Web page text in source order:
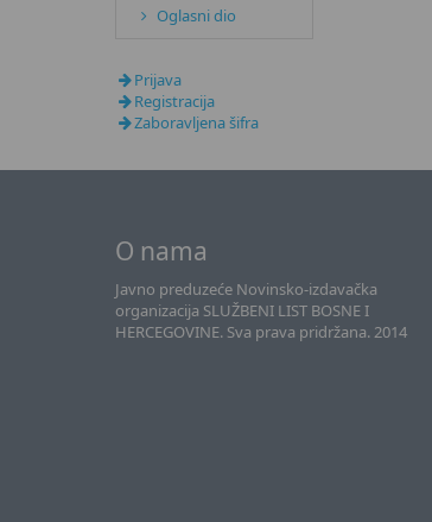
Oglasni dio
Prijava
Registracija
Zaboravljena šifra
O nama
Javno preduzeće Novinsko-izdavačka
organizacija SLUŽBENI LIST BOSNE I
HERCEGOVINE. Sva prava pridržana. 2014